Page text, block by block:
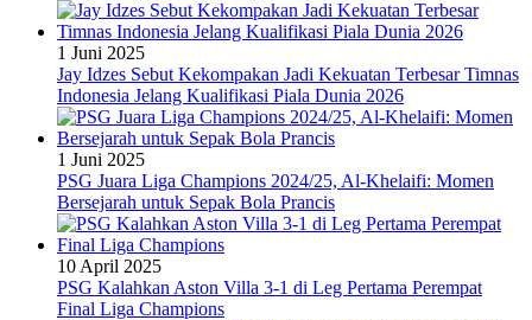
1 Juni 2025
Jay Idzes Sebut Kekompakan Jadi Kekuatan Terbesar Timnas
Indonesia Jelang Kualifikasi Piala Dunia 2026
1 Juni 2025
PSG Juara Liga Champions 2024/25, Al-Khelaifi: Momen
Bersejarah untuk Sepak Bola Prancis
10 April 2025
PSG Kalahkan Aston Villa 3-1 di Leg Pertama Perempat
Final Liga Champions